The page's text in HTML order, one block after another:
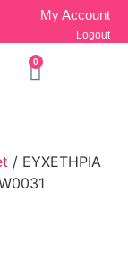
My Account
Logout
0
/ ΕΥΧΕΤΗΡΙΑ